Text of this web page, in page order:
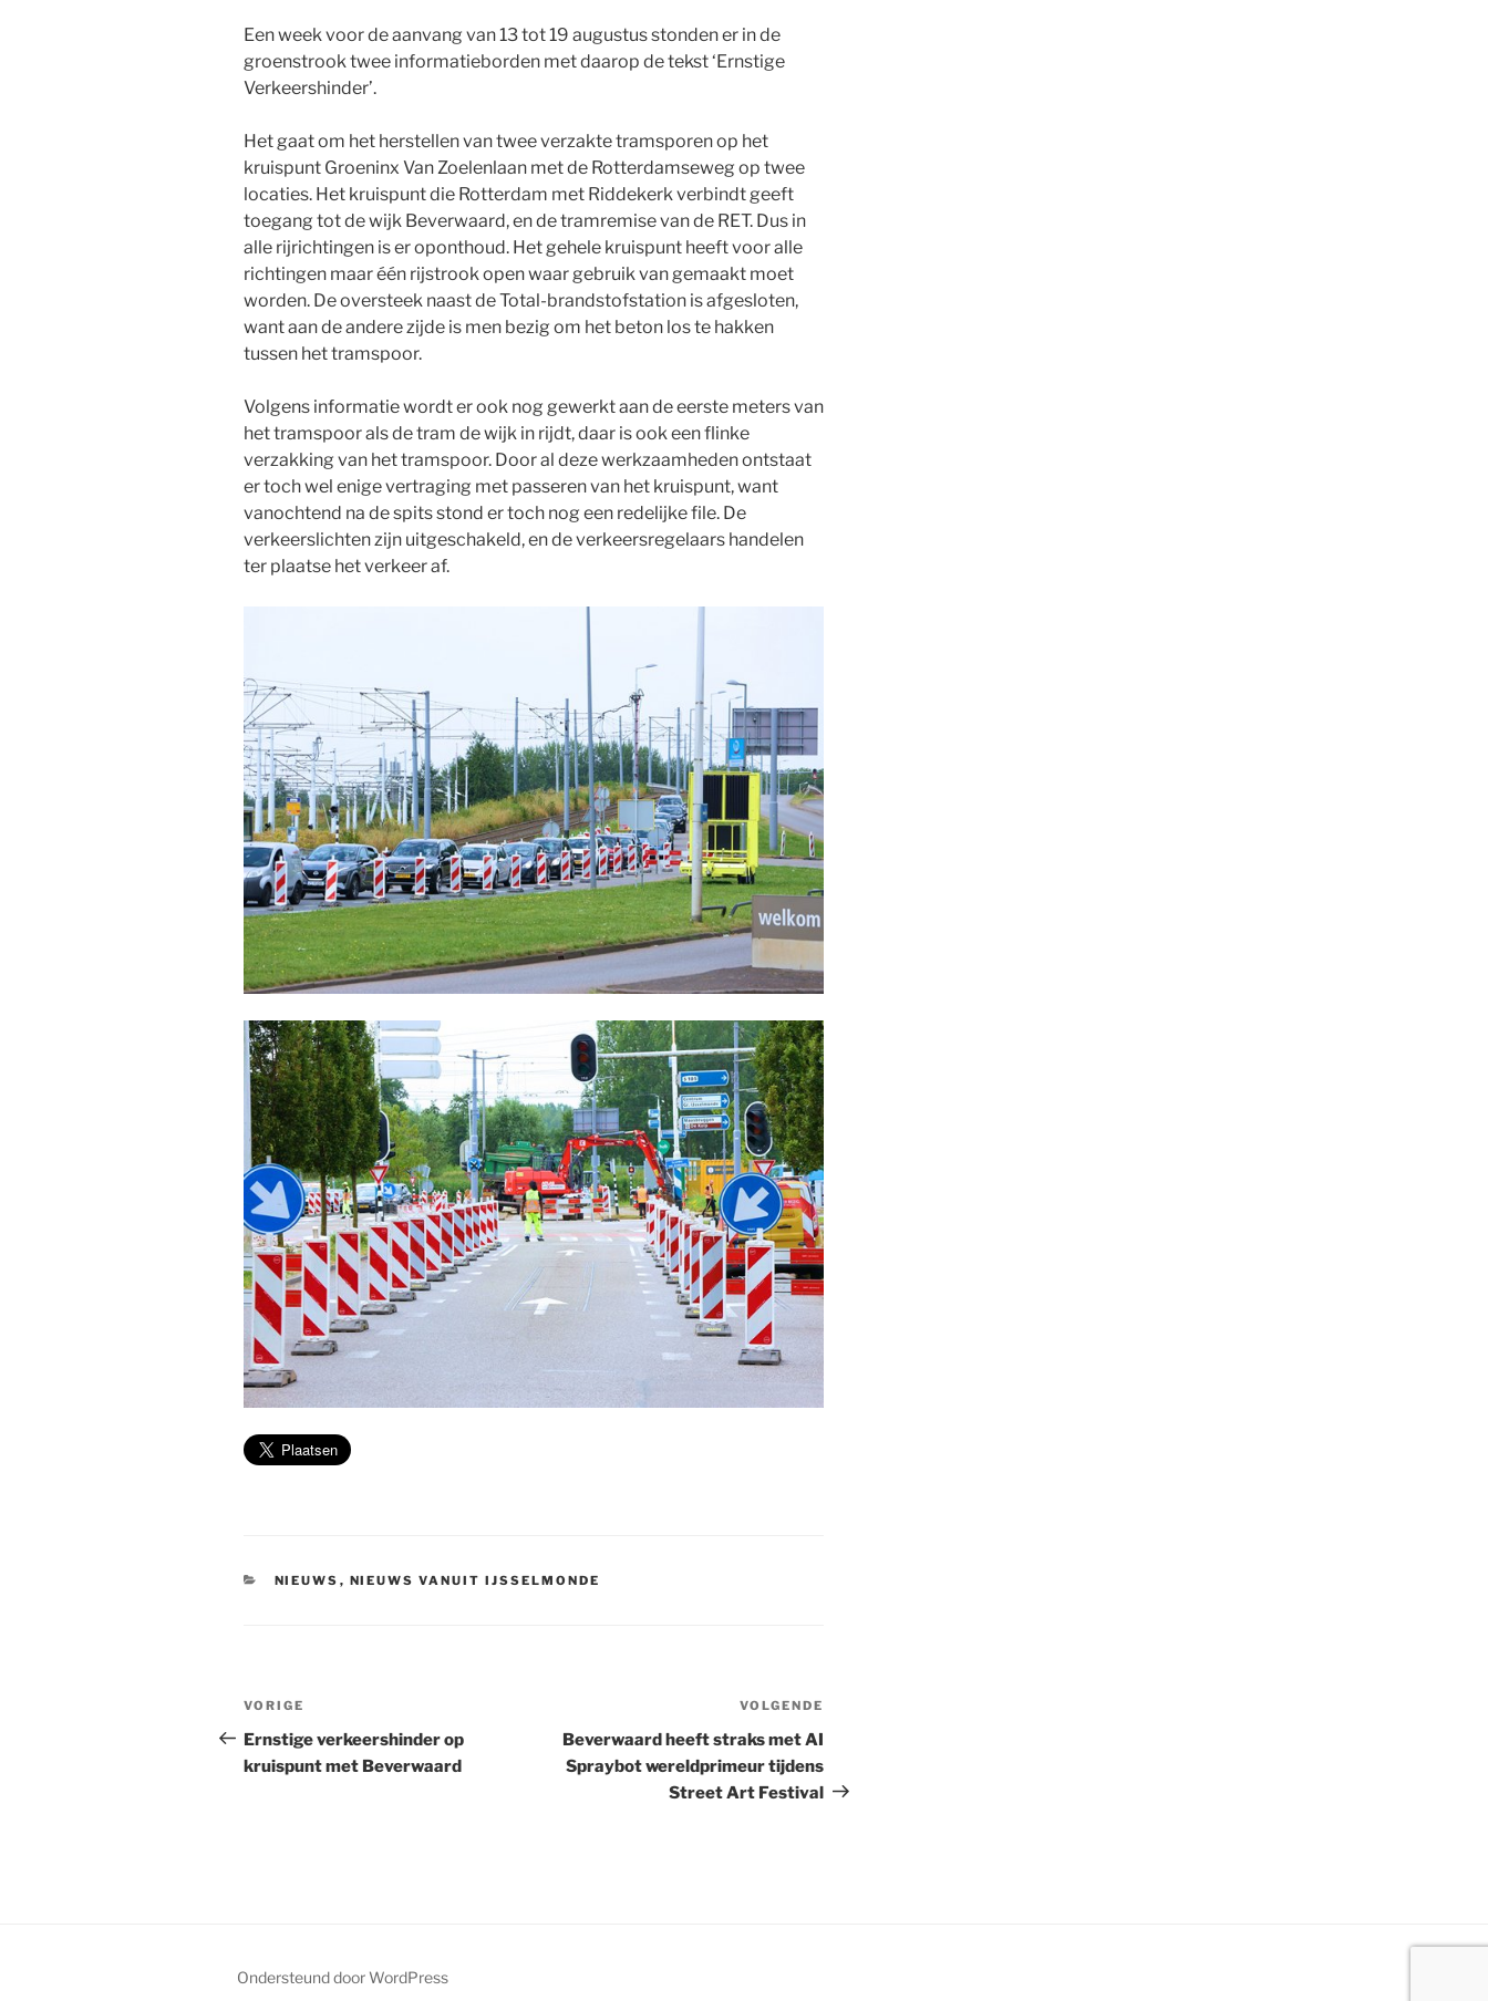
Een week voor de aanvang van 13 tot 19 augustus stonden er in de
groenstrook twee informatieborden met daarop de tekst ‘Ernstige
Verkeershinder’.
Het gaat om het herstellen van twee verzakte tramsporen op het
kruispunt Groeninx Van Zoelenlaan met de Rotterdamseweg op twee
locaties. Het kruispunt die Rotterdam met Riddekerk verbindt geeft
toegang tot de wijk Beverwaard, en de tramremise van de RET. Dus in
alle rijrichtingen is er oponthoud. Het gehele kruispunt heeft voor alle
richtingen maar één rijstrook open waar gebruik van gemaakt moet
worden. De oversteek naast de Total-brandstofstation is afgesloten,
want aan de andere zijde is men bezig om het beton los te hakken
tussen het tramspoor.
Volgens informatie wordt er ook nog gewerkt aan de eerste meters van
het tramspoor als de tram de wijk in rijdt, daar is ook een flinke
verzakking van het tramspoor. Door al deze werkzaamheden ontstaat
er toch wel enige vertraging met passeren van het kruispunt, want
vanochtend na de spits stond er toch nog een redelijke file. De
verkeerslichten zijn uitgeschakeld, en de verkeersregelaars handelen
ter plaatse het verkeer af.
CATEGORIEËN
NIEUWS , NIEUWS VANUIT IJSSELMONDE
Bericht
navigatie
Vorig
bericht
VORIGE
Ernstige verkeershinder op
kruispunt met Beverwaard
VOLGENDE
Beverwaard heeft straks met AI
Spraybot wereldprimeur tijdens
Street Art Festival
Ondersteund door WordPress